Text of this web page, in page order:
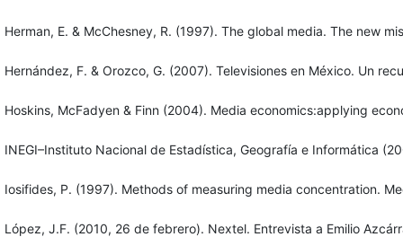
Herman, E. & McChesney, R. (1997). The global media. The new
Hernández, F. & Orozco, G. (2007). Televisiones en México. Un
Hoskins, McFadyen & Finn (2004). Media economics:applying
INEGI–Instituto Nacional de Estadística, Geografía e Informática
Iosifides, P. (1997). Methods of measuring media concentration.
López, J.F. (2010, 26 de febrero). Nextel. Entrevista a Emilio